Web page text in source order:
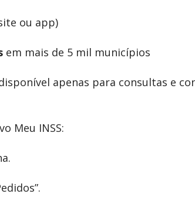
ou app)
em mais de 5 mil municípios
apenas para consultas e
Meu INSS: